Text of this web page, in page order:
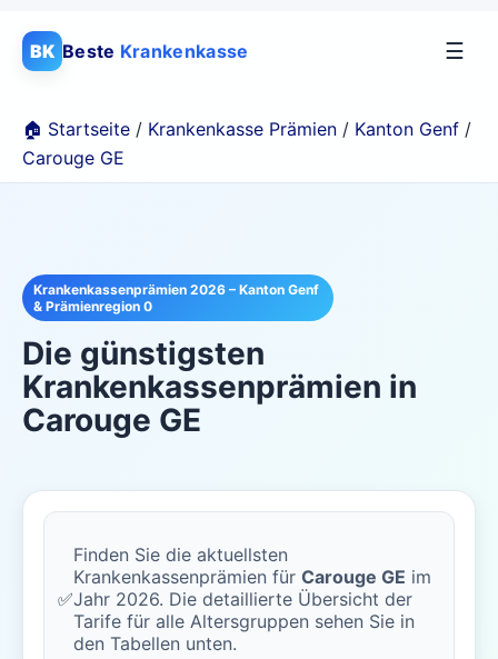
BK Beste Krankenkasse ☰
🏠 Startseite / Krankenkasse Prämien / Kanton Genf /
Carouge GE
Krankenkassenprämien 2026 – Kanton Genf
& Prämienregion 0
Die günstigsten
Krankenkassenprämien in
Carouge GE
✅
Finden Sie die aktuellsten
Krankenkassenprämien für Carouge GE im
Jahr 2026. Die detaillierte Übersicht der
Tarife für alle Altersgruppen sehen Sie in
den Tabellen unten.